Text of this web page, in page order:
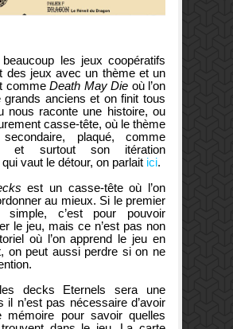
beaucoup les jeux coopératifs
des jeux avec un thème et un
commeDeath May Die où l’on
grands anciens et on finit tous
nous raconte une histoire, ou
casse-tête, où le thème
plaqué, comme
et surtout son itération
qui vaut le détour, on parlait ici.
est un casse-tête où l’on
au mieux. Si le premier
simple, c’est pour pouvoir
le jeu, mais ce n’est pas non
où l’on apprend le jeu en
on peut aussi perdre si on ne
decks Eternels sera une
il n’est pas nécessaire d’avoir
mémoire pour savoir quelles